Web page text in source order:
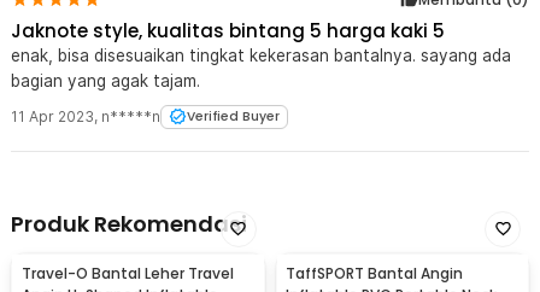
Jaknote style, kualitas bintang 5 harga kaki 5
enak, bisa disesuaikan tingkat kekerasan bantalnya. sayang ada
bagian yang agak tajam.
11 Apr 2023, n*****n Verified Buyer
Produk Rekomendasi
Travel-O Bantal Leher Travel
TaffSPORT Bantal Angin